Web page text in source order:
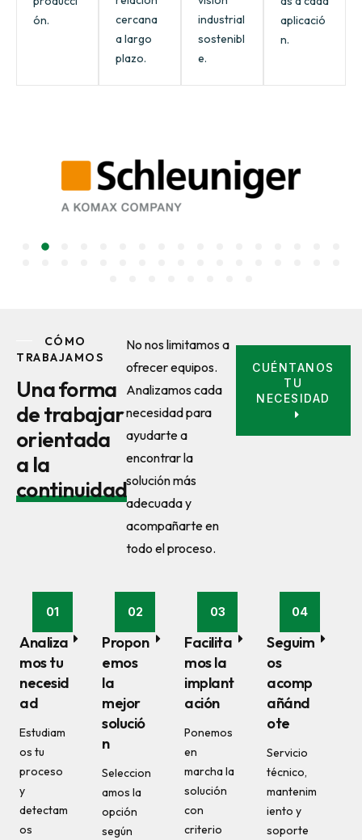
ón.
cercana
a largo
plazo.
industrial
sostenibl
e.
aplicació
n.
CÓMO
TRABAJAMOS
Una forma
de trabajar
orientada
a la
continuidad
No nos limitamos a
ofrecer equipos.
Analizamos cada
necesidad para
ayudarte a
encontrar la
solución más
adecuada y
acompañarte en
todo el proceso.
CUÉNTANOS
TU
NECESIDAD
01
Analiza
mos tu
necesid
ad
Estudiam
os tu
proceso
y
detectam
os
02
Propon
emos
la
mejor
solució
n
Seleccion
amos la
opción
según
03
Facilita
mos la
implant
ación
Ponemos
en
marcha la
solución
con
criterio
04
Seguim
os
acomp
añánd
ote
Servicio
técnico,
mantenim
iento y
soporte